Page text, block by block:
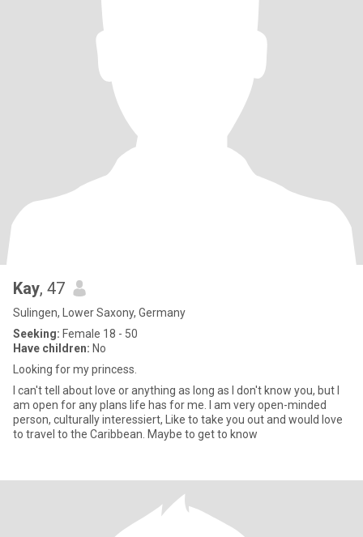
Kay, 47
Sulingen, Lower Saxony, Germany
Seeking: Female 18 - 50
Have children: No
Looking for my princess.
I can't tell about love or anything as long as I don't know you, but I
am open for any plans life has for me. I am very open-minded
person, culturally interessiert, Like to take you out and would love
to travel to the Caribbean. Maybe to get to know